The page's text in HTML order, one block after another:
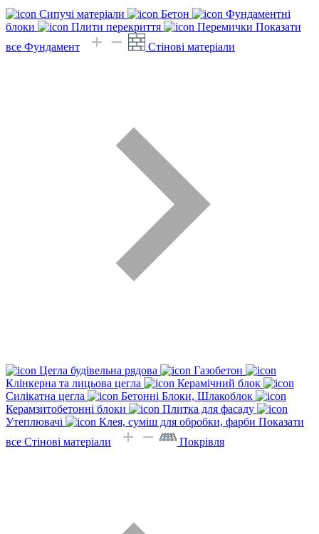
Сипучі матеріали Бетон
Фундаментні
блоки
Плити перекриття Перемички Показати
все Фундамент
Стінові матеріали
Цегла будівельна рядова
Газобетон
Клінкерна та лицьова цегла
Керамічний блок
Силікатна цегла
Бетонні Блоки, Шлакоблок
Керамзитобетонні блоки
Плитка для фасаду
Утеплювачі
Клея, суміш для обробки, фарби Показати
все Стінові матеріали
Покрівля